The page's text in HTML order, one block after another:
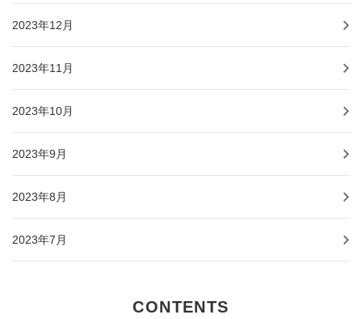
2023年12月
2023年11月
2023年10月
2023年9月
2023年8月
2023年7月
CONTENTS